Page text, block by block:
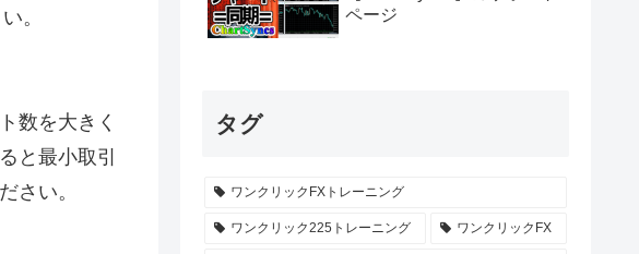
。
数を大きく
と最小取引
さい。
ページ
タグ
ワンクリックFXトレーニング
ワンクリック225トレーニング ワンクリックFX